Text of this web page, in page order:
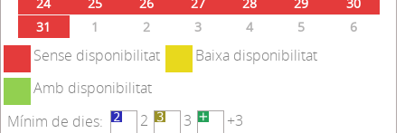
24 25 26 27 28 29
30
31
1 2 3 4 5 6
Sense disponibilitat
Baixa disponibilitat
Amb disponibilitat
Mínim de dies:
2 3 +3